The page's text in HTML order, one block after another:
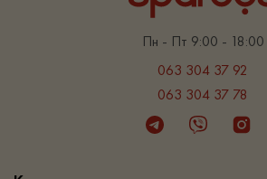
Пн - Пт 9:00 - 18:00
063 304 37 92
063 304 37 78
TelegramViber